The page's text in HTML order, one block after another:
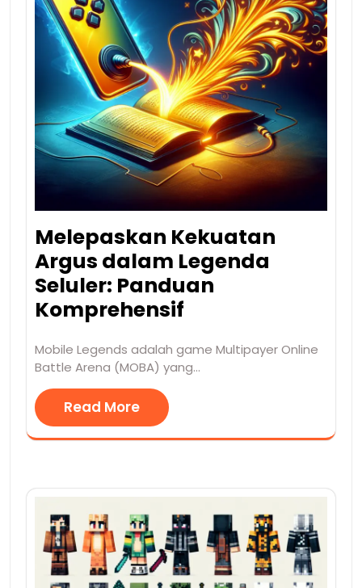
Melepaskan Kekuatan
Argus dalam Legenda
Seluler: Panduan
Komprehensif
Mobile Legends adalah game Multipayer Online
Battle Arena (MOBA) yang…
Read More